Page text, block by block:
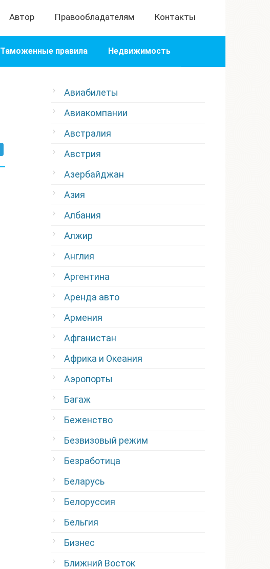
Автор Правообладателям Контакты
Таможенные правила Недвижимость
Авиабилеты
Авиакомпании
Австралия
Австрия
Азербайджан
Азия
Албания
Алжир
Англия
Аргентина
Аренда авто
Армения
Афганистан
Африка и Океания
Аэропорты
Багаж
Беженство
Безвизовый режим
Безработица
Беларусь
Белоруссия
Бельгия
Бизнес
Ближний Восток